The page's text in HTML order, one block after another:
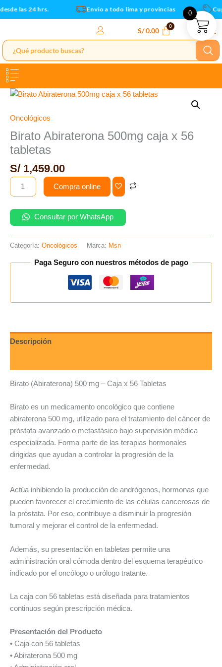
Ir
al
las 24 hrs. Envio a todo lima y provincias
S/0.00
Oncológicos
Birato Abiraterona 500mg caja x 56
tabletas
S/ 1,459.00
Birato
500mg
x
56
tabletas
cantidad
Compra online
Consultar por WhatsApp
Categoría: Oncológicos Marca: Msn
Paga Seguro con nuestros métodos de pago
Descripción
Birato (Abiraterona) 500 mg – Caja x 56 Tabletas
Birato es un medicamento oncológico que contiene
abiraterona 500 mg, utilizado para el tratamiento del cáncer de
próstata avanzado o metastásico bajo supervisión médica
especializada. Forma parte de las terapias hormonales
dirigidas que ayudan a controlar la progresión de la
enfermedad.
Actúa inhibiendo la producción de andrógenos, hormonas que
pueden favorecer el crecimiento de las células cancerosas de
la próstata. Por eso, contribuye a disminuir la progresión
tumoral y mejorar el control de la enfermedad.
Además, su presentación en tabletas permite una
administración oral cómoda dentro del esquema terapéutico
indicado por el oncólogo o urólogo tratante.
La caja con 56 tabletas está diseñada para tratamientos
continuos según prescripción médica.
Presentación del Producto
• Caja con 56 tabletas
• Abiraterona 500 mg
0
tabletas